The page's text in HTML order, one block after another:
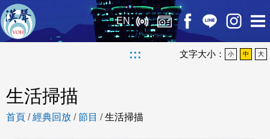
EN
::: 文字大小： 小 中 大
生活掃描
首頁 /經典回放 /節目 /生活掃描